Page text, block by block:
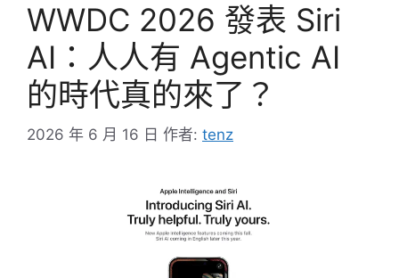
WWDC 2026 發表 Siri
AI：人人有 Agentic AI
的時代真的來了？
2026 年 6 月 16 日 作者: tenz